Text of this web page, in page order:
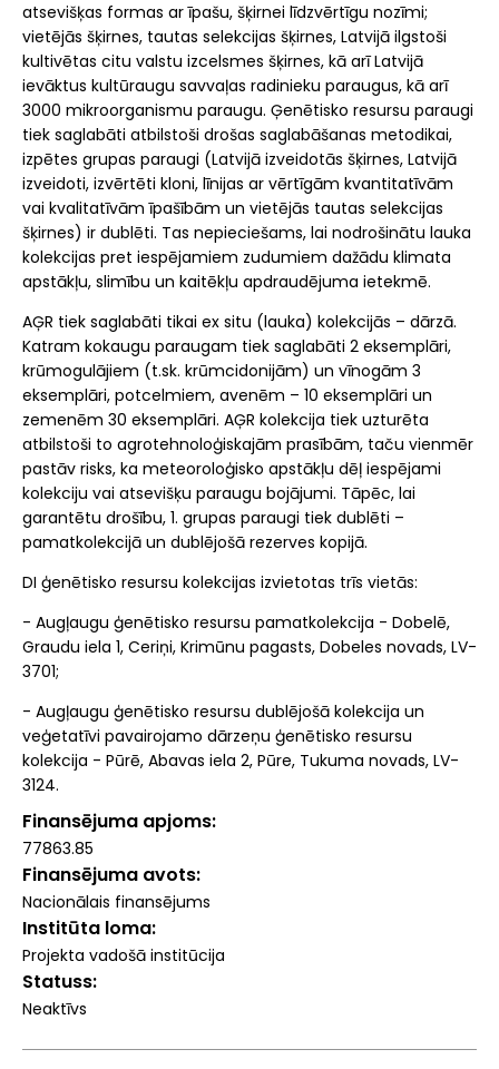
atsevišķas formas ar īpašu, šķirnei līdzvērtīgu nozīmi;
vietējās šķirnes, tautas selekcijas šķirnes, Latvijā ilgstoši
kultivētas citu valstu izcelsmes šķirnes, kā arī Latvijā
ievāktus kultūraugu savvaļas radinieku paraugus, kā arī
3000 mikroorganismu paraugu. Ģenētisko resursu paraugi
tiek saglabāti atbilstoši drošas saglabāšanas metodikai,
izpētes grupas paraugi (Latvijā izveidotās šķirnes, Latvijā
izveidoti, izvērtēti kloni, līnijas ar vērtīgām kvantitatīvām
vai kvalitatīvām īpašībām un vietējās tautas selekcijas
šķirnes) ir dublēti. Tas nepieciešams, lai nodrošinātu lauka
kolekcijas pret iespējamiem zudumiem dažādu klimata
apstākļu, slimību un kaitēkļu apdraudējuma ietekmē.
AĢR tiek saglabāti tikai ex situ (lauka) kolekcijās – dārzā.
Katram kokaugu paraugam tiek saglabāti 2 eksemplāri,
krūmogulājiem (t.sk. krūmcidonijām) un vīnogām 3
eksemplāri, potcelmiem, avenēm – 10 eksemplāri un
zemenēm 30 eksemplāri. AĢR kolekcija tiek uzturēta
atbilstoši to agrotehnoloģiskajām prasībām, taču vienmēr
pastāv risks, ka meteoroloģisko apstākļu dēļ iespējami
kolekciju vai atsevišķu paraugu bojājumi. Tāpēc, lai
garantētu drošību, 1. grupas paraugi tiek dublēti –
pamatkolekcijā un dublējošā rezerves kopijā.
DI ģenētisko resursu kolekcijas izvietotas trīs vietās:
- Augļaugu ģenētisko resursu pamatkolekcija - Dobelē,
Graudu iela 1, Ceriņi, Krimūnu pagasts, Dobeles novads, LV-
3701;
- Augļaugu ģenētisko resursu dublējošā kolekcija un
veģetatīvi pavairojamo dārzeņu ģenētisko resursu
kolekcija - Pūrē, Abavas iela 2, Pūre, Tukuma novads, LV-
3124.
Finansējuma apjoms
77863.85
Finansējuma avots
Nacionālais finansējums
Institūta loma
Projekta vadošā institūcija
Statuss
Neaktīvs